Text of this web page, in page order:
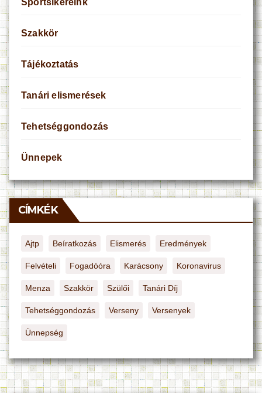
Sportsikereink
Szakkör
Tájékoztatás
Tanári elismerések
Tehetséggondozás
Ünnepek
CÍMKÉK
Ajtp Beíratkozás Elismerés Eredmények
Felvételi Fogadóóra Karácsony Koronavirus
Menza Szakkör Szülői Tanári Díj
Tehetséggondozás Verseny Versenyek
Ünnepség